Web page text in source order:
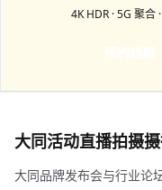
4K HDR · 5G 聚合
大同活动直播拍摄
大同品牌发布会与行业论